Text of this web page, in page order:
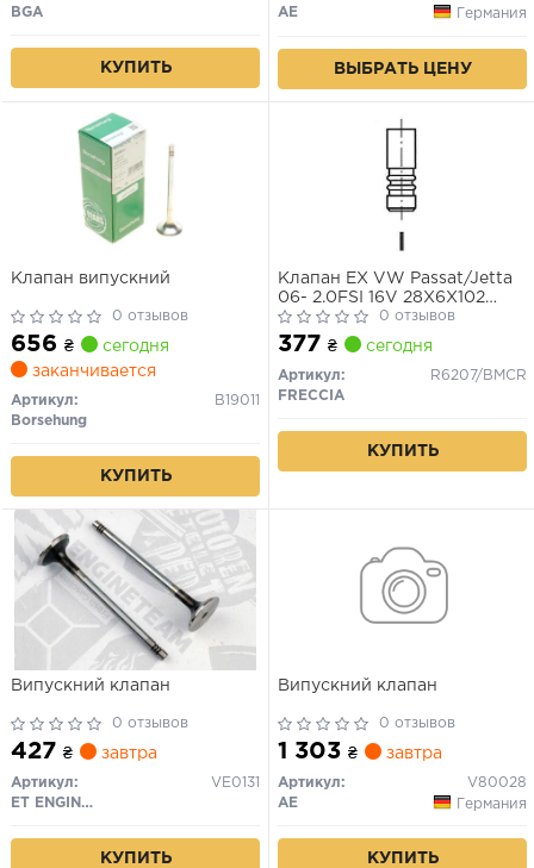
BGA
КУПИТЬ
AE
Германия
ВЫБРАТЬ ЦЕНУ
Клапан випускний
0 отзывов
656 ₴
сегодня
заканчивается
Артикул:
B19011
Borsehung
КУПИТЬ
Клапан EX VW Passat/Jetta
06- 2.0FSI 16V 28X6X102
AXW/AWA/BMB/BLX/BLY/
0 отзывов
377 ₴ сегодня
Артикул:
R6207/BMCR
FRECCIA
КУПИТЬ
Випускний клапан
0 отзывов
427 ₴ завтра
Артикул:
VE0131
ET ENGINETEAM
КУПИТЬ
Випускний клапан
0 отзывов
1 303 ₴ завтра
Артикул:
V80028
AE
Германия
КУПИТЬ